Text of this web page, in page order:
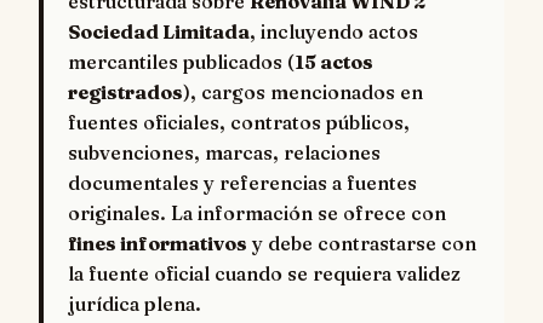
Sociedad Limitada, incluyendo actos
mercantiles publicados (15 actos
registrados), cargos mencionados en
fuentes oficiales, contratos públicos,
subvenciones, marcas, relaciones
documentales y referencias a fuentes
originales. La información se ofrece con
fines informativos y debe contrastarse con
la fuente oficial cuando se requiera validez
jurídica plena.